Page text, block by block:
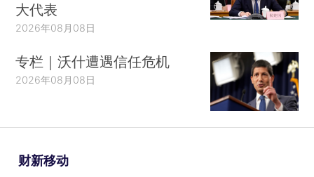
大代表
2026年08月08日
专栏｜沃什遭遇信任危机
2026年08月08日
财新移动